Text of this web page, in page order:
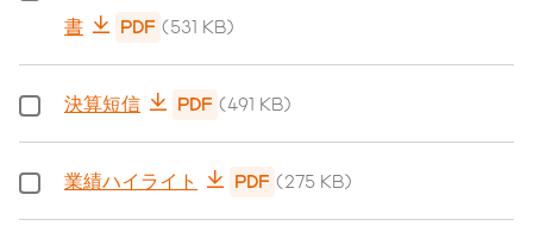
書
PDF (531 KB)
決算短信 PDF (491 KB)
業績ハイライト PDF (275 KB)